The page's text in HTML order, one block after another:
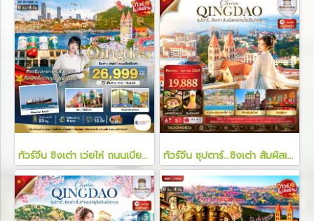
ทัวร์จีน ชิงเต่า เว่ยไห่ ถนนเบียร์ชิงเต่า 6 วัน 4 คืน ทัวร์จีน ซุปตาร์...ชิงเต่า สัมผัสเสน่ห์ยุโรป 6 วัน 5 คืน